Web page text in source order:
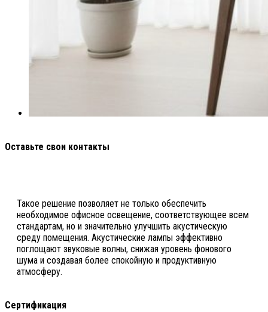
Оставьте свои контакты
Такое решение позволяет не только обеспечить
необходимое офисное освещение, соответствующее всем
стандартам, но и значительно улучшить акустическую
среду помещения. Акустические лампы эффективно
поглощают звуковые волны, снижая уровень фонового
шума и создавая более спокойную и продуктивную
атмосферу.
Сертификация